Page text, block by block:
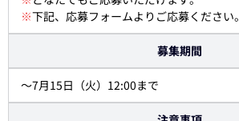
※下記、応募フォームよりご応募ください。
募集期間
～7月15日（火）12:00まで